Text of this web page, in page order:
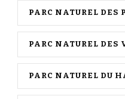
PARC NATUREL DES
PARC NATUREL DES
PARC NATUREL DU